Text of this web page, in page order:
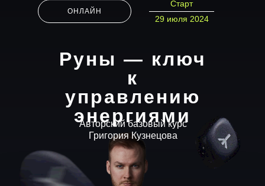
Руны — ключ
к
управлению
энергиями
Авторский базовый курс
Григория Кузнецова
29 июля 2024
Старт
ОНЛАЙН